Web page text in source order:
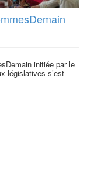
initiée par le
législatives s’est